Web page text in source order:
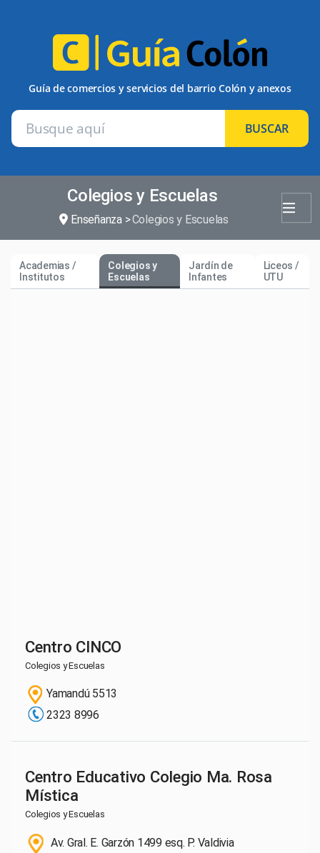
Guía de comercios y servicios del barrio Colón y anexos
BUSCAR
Colegios y Escuelas
Enseñanza Colegios y Escuelas
Academias /
Institutos
Colegios y
Escuelas
Jardín de
Infantes
Liceos /
UTU
Centro CINCO
Colegios y Escuelas
Yamandú 5513
2323 8996
Centro Educativo Colegio Ma. Rosa
Mística
Colegios y Escuelas
Av. Gral. E. Garzón 1499 esq. P. Valdivia